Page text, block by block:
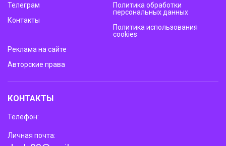
Телеграм
Контакты
Политика обработки
персональных данных
Политика использования
cookies
Реклама на сайте
Авторские права
КОНТАКТЫ
Телефон:
Личная почта: